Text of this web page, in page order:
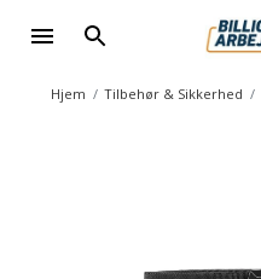
Hjem Tilbehør & Sikkerhed